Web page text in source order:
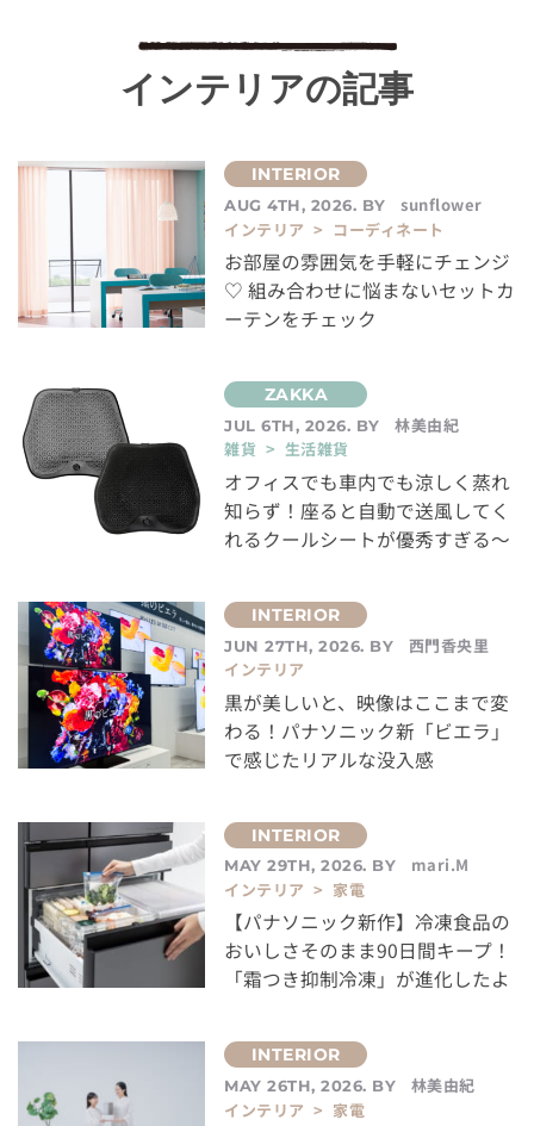
インテリアの記事
AUG 4TH, 2026. BY
sunflower
インテリア > コーディネート
お部屋の雰囲気を手軽にチェンジ
♡ 組み合わせに悩まないセットカ
ーテンをチェック
JUL 6TH, 2026. BY
林美由紀
雑貨 > 生活雑貨
オフィスでも車内でも涼しく蒸れ
知らず！座ると自動で送風してく
れるクールシートが優秀すぎる～
JUN 27TH, 2026. BY
西門香央里
インテリア
黒が美しいと、映像はここまで変
わる！パナソニック新「ビエラ」
で感じたリアルな没入感
MAY 29TH, 2026. BY
mari.M
インテリア > 家電
【パナソニック新作】冷凍食品の
おいしさそのまま90日間キープ！
「霜つき抑制冷凍」が進化したよ
MAY 26TH, 2026. BY
林美由紀
インテリア > 家電